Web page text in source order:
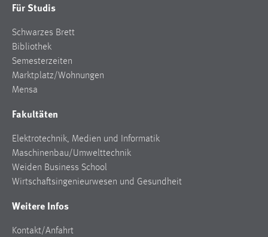
Für Studis
Schwarzes Brett
Bibliothek
Semesterzeiten
Marktplatz/Wohnungen
Mensa
Fakultäten
Elektrotechnik, Medien und Informatik
Maschinenbau/Umwelttechnik
Weiden Business School
Wirtschaftsingenieurwesen und Gesundheit
Weitere Infos
Kontakt/Anfahrt